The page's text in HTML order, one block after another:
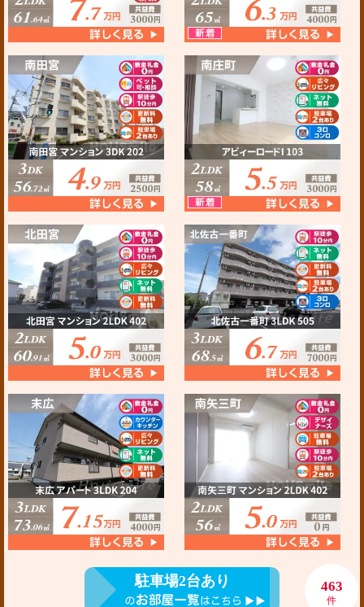
駐車場2台あり 463
件